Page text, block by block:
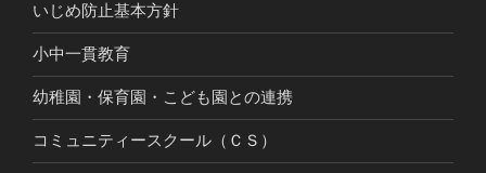
いじめ防止基本方針
小中一貫教育
幼稚園・保育園・こども園との連携
コミュニティースクール（ＣＳ）